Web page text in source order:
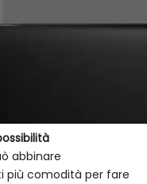
abbinare
più comodità per fare